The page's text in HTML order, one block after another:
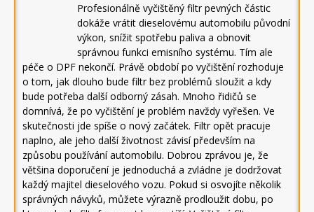
Profesionálně vyčištěný filtr pevných částic
dokáže vrátit dieselovému automobilu původní
výkon, snížit spotřebu paliva a obnovit
správnou funkci emisního systému. Tím ale
péče o DPF nekončí. Právě období po vyčištění rozhoduje
o tom, jak dlouho bude filtr bez problémů sloužit a kdy
bude potřeba další odborný zásah. Mnoho řidičů se
domnívá, že po vyčištění je problém navždy vyřešen. Ve
skutečnosti jde spíše o nový začátek. Filtr opět pracuje
naplno, ale jeho další životnost závisí především na
způsobu používání automobilu. Dobrou zprávou je, že
většina doporučení je jednoduchá a zvládne je dodržovat
každý majitel dieselového vozu. Pokud si osvojíte několik
správných návyků, můžete výrazně prodloužit dobu, po